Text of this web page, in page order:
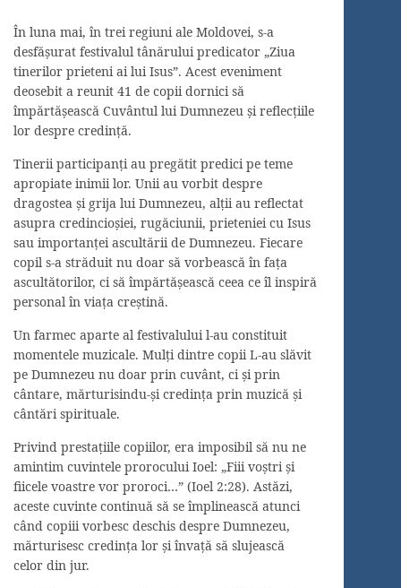
În luna mai, în trei regiuni ale Moldovei, s-a
desfășurat festivalul tânărului predicator „Ziua
tinerilor prieteni ai lui Isus”. Acest eveniment
deosebit a reunit 41 de copii dornici să
împărtășească Cuvântul lui Dumnezeu și reflecțiile
lor despre credință.
Tinerii participanți au pregătit predici pe teme
apropiate inimii lor. Unii au vorbit despre
dragostea și grija lui Dumnezeu, alții au reflectat
asupra credincioșiei, rugăciunii, prieteniei cu Isus
sau importanței ascultării de Dumnezeu. Fiecare
copil s-a străduit nu doar să vorbească în fața
ascultătorilor, ci să împărtășească ceea ce îl inspiră
personal în viața creștină.
Un farmec aparte al festivalului l-au constituit
momentele muzicale. Mulți dintre copii L-au slăvit
pe Dumnezeu nu doar prin cuvânt, ci și prin
cântare, mărturisindu-și credința prin muzică și
cântări spirituale.
Privind prestațiile copiilor, era imposibil să nu ne
amintim cuvintele prorocului Ioel: „Fiii voștri și
fiicele voastre vor proroci…” (Ioel 2:28). Astăzi,
aceste cuvinte continuă să se împlinească atunci
când copiii vorbesc deschis despre Dumnezeu,
mărturisesc credința lor și învață să slujească
celor din jur.